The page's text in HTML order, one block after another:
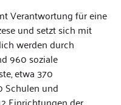
Verantwortung für eine
und setzt sich mit
werden durch
960 soziale
etwa 370
Schulen und